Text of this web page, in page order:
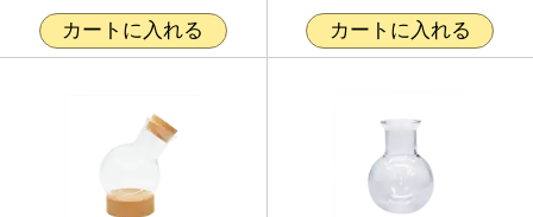
カートに入れる カートに入れる